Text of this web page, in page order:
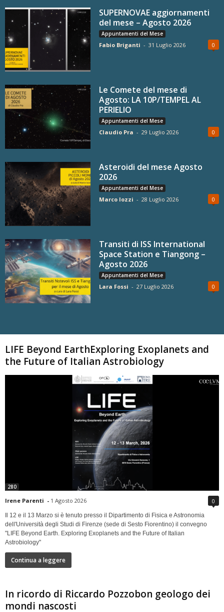
SUPERNOVAE aggiornamenti
del mese – Agosto 2026
Appuntamenti del Mese
Fabio Briganti - 31 Luglio 2026 0
Le Comete del mese di
Agosto: LA 10P/TEMPEL AL
PERIELIO
Appuntamenti del Mese
Claudio Pra - 29 Luglio 2026 0
Asteroidi del mese Agosto
2026
Appuntamenti del Mese
Marco Iozzi - 28 Luglio 2026 0
Transiti di ISS International
Space Station e Tiangong –
Agosto 2026
Appuntamenti del Mese
Lara Fossi - 27 Luglio 2026 0
LIFE Beyond EarthExploring Exoplanets and
the Future of Italian Astrobiology
280
Irene Parenti - 1 Agosto 2026 0
Il 12 e il 13 Marzo si è tenuto presso il Dipartimento di Fisica e Astronomia
dell'Università degli Studi di Firenze (sede di Sesto Fiorentino) il convegno
"LIFE Beyond Earth. Exploring Exoplanets and the Future of Italian
Astrobiology"
Continua a leggere
In ricordo di Riccardo Pozzobon geologo dei
mondi nascosti